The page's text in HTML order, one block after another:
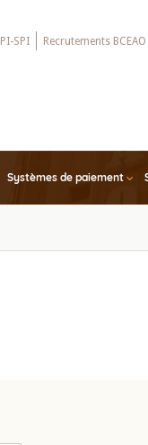
PI-SPI Recrutements BCEAO
Systèmes de paiement